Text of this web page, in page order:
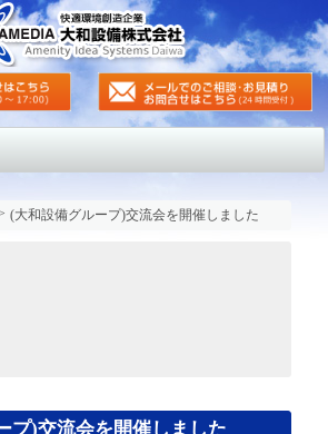
(大和設備グループ)交流会を開催しました
プ)交流会を開催しました